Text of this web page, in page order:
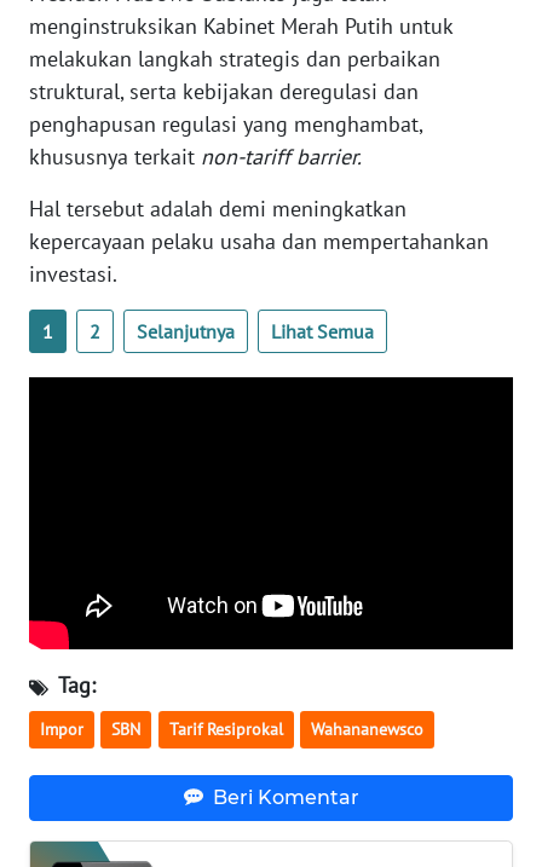
menginstruksikan Kabinet Merah Putih untuk
melakukan langkah strategis dan perbaikan
struktural, serta kebijakan deregulasi dan
penghapusan regulasi yang menghambat,
khususnya terkait non-tariff barrier.
Hal tersebut adalah demi meningkatkan
kepercayaan pelaku usaha dan mempertahankan
investasi.
1 2 Selanjutnya Lihat Semua
Tag:
Impor SBN Tarif Resiprokal Wahananewsco
Beri Komentar
KEPRI
WN
PAPUA
WN
BARAT
WN
WN
WN
SULTENG
SULBAR